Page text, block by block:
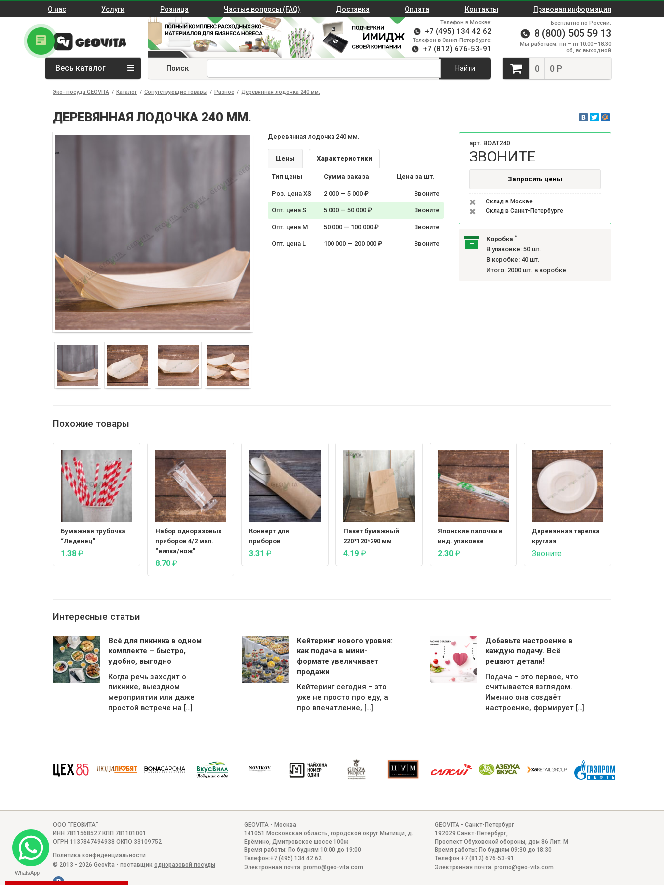
О нас Услуги Розница Частые вопросы (FAQ) Доставка Оплата Контакты Правовая информация
Телефон в Москве:
+7 (495) 134 42 62
Телефон в Санкт-Петербурге:
+7 (812) 676-53-91
Бесплатно по России:
8 (800) 505 59 13
Мы работаем: пн – пт 10:00—18:30
сб, вс выходной
Весь каталог Поиск Найти 0 0 Р
Эко- посуда GEOVITA / Каталог / Сопутствующие товары / Разное / Деревянная лодочка 240 мм.
ДЕРЕВЯННАЯ ЛОДОЧКА 240 ММ.
арт. BOAT240
ЗВОНИТЕ
Запросить цены
Склад в Москве
Склад в Санкт-Петербурге
Коробка *
В упаковке: 50 шт.
В коробке: 40 шт.
Итого: 2000 шт. в коробке
Деревянная лодочка 240 мм.
Цены Характеристики
Тип цены Сумма заказа Цена за шт.
Роз. цена XS 2 000 — 5 000 ₽ Звоните
Опт. цена S 5 000 — 50 000 ₽ Звоните
Опт. цена M 50 000 — 100 000 ₽ Звоните
Опт. цена L 100 000 — 200 000 ₽ Звоните
Похожие товары
Бумажная трубочка
“Леденец”
1.38 ₽
Набор одноразовых
приборов 4/2 мал.
“вилка/нож”
8.70 ₽
Конверт для
приборов
3.31₽
Пакет бумажный
220*120*290 мм
4.19 ₽
Японские палочки в
инд. упаковке
2.30 ₽
Деревянная тарелка
круглая
Звоните
Интересные статьи
Всё для пикника в одном
комплекте – быстро,
удобно, выгодно
Когда речь заходит о
пикнике, выездном
мероприятии или даже
простой встрече на […]
Кейтеринг нового уровня:
как подача в мини-
формате увеличивает
продажи
Кейтеринг сегодня – это
уже не просто про еду, а
про впечатление, […]
Добавьте настроение в
каждую подачу. Всё
решают детали!
Подача – это первое, что
считывается взглядом.
Именно она создаёт
настроение, формирует […]
ООО "ГЕОВИТА"
ИНН 7811568527 КПП 781101001
ОГРН 1137847494938 ОКПО 33109752
Политика конфиденциальности
© 2013 - 2026 Geovita - поставщик одноразовой посуды
GEOVITA - Москва
141051 Московская область, городской округ Мытищи, д.
Ерёмино Дмитровское шоссе 100ж
Время работы: По будням 10:00 до 19:00
Телефон:+7 (495) 134 42 62
Электронная почта: promo@geo-vita.com
GEOVITA - Санкт-Петербург
192029 Санкт-Петербург
Проспект Обуховской обороны, дом 86 Лит. М
Время работы:По будням 09:30 до 18:30
Телефон:+7 (812) 676-53-91
Электронная почта:promo@geo-vita.com
WhatsApp